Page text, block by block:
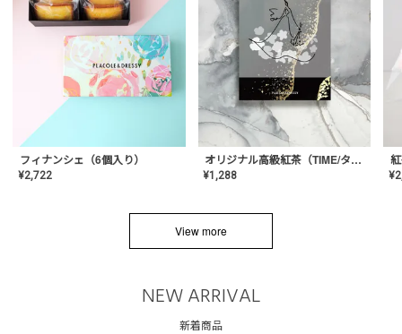
フィナンシェ（6個入り）
¥2,722
オリジナル高級紅茶（TIME/タイム）【ギフト/プチギフト/プレゼント/内祝い/結婚式/オリジナル配合/高品質/ハーブティー/茶葉/記念日/お返し/手土産/美容/おしゃれ】
¥1,288 ¥
View more
NEW ARRIVAL
新着商品